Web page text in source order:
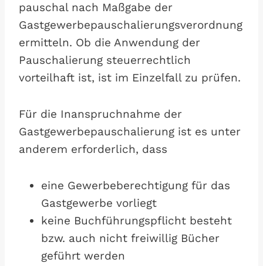
pauschal nach Maßgabe der
Gastgewerbepauschalierungsverordnung
ermitteln. Ob die Anwendung der
Pauschalierung steuerrechtlich
vorteilhaft ist, ist im Einzelfall zu prüfen.
Für die Inanspruchnahme der
Gastgewerbepauschalierung ist es unter
anderem erforderlich, dass
eine Gewerbeberechtigung für das
Gastgewerbe vorliegt
keine Buchführungspflicht besteht
bzw. auch nicht freiwillig Bücher
geführt werden